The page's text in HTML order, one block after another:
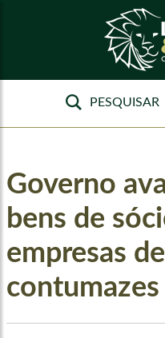
Governo
bens de
empresas
contumazes